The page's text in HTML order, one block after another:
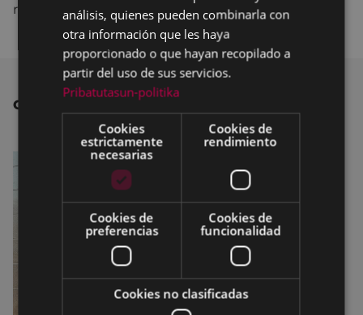
realidad en el menor plazo posible.”.
OTRAS NOTICIAS
análisis, quienes pueden combinarla con
otra información que les haya
proporcionado o que hayan recopilado a
partir del uso de sus servicios.
Pribatutasun-politika
Cookies
estrictamente
necesarias
Cookies de
rendimiento
Cookies de
preferencias
Cookies de
funcionalidad
Cookies no clasificadas